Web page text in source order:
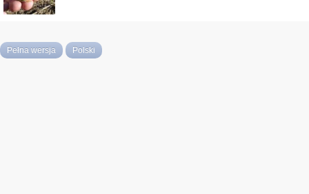
Pełna wersja Polski